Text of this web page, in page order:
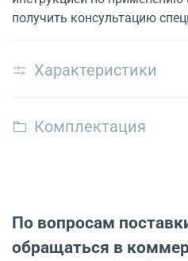
получить консультацию
Характеристики
Комплектация
По вопросам
обращаться в